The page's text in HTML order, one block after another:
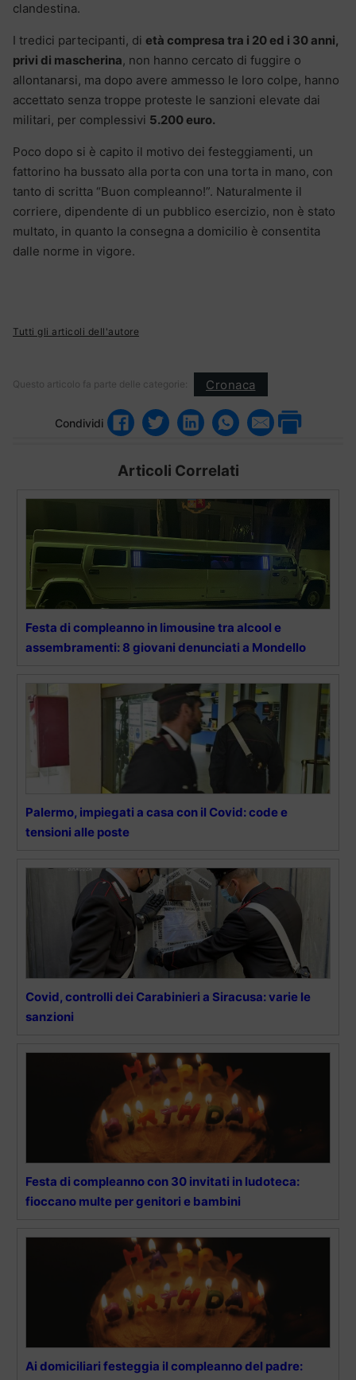
clandestina.
I tredici partecipanti, di età compresa tra i 20 ed i 30 anni,
privi di mascherina, non hanno cercato di fuggire o
allontanarsi, ma dopo avere ammesso le loro colpe, hanno
accettato senza troppe proteste le sanzioni elevate dai
militari, per complessivi 5.200 euro.
Poco dopo si è capito il motivo dei festeggiamenti, un
fattorino ha bussato alla porta con una torta in mano, con
tanto di scritta “Buon compleanno!”. Naturalmente il
corriere, dipendente di un pubblico esercizio, non è stato
multato, in quanto la consegna a domicilio è consentita
dalle norme in vigore.
Tutti gli articoli dell'autore
Questo articolo fa parte delle categorie: Cronaca
Condividi
Articoli Correlati
Festa di compleanno in limousine tra alcool e
assembramenti: 8 giovani denunciati a Mondello
Palermo, impiegati a casa con il Covid: code e
tensioni alle poste
Covid, controlli dei Carabinieri a Siracusa: varie le
sanzioni
Festa di compleanno con 30 invitati in ludoteca:
fioccano multe per genitori e bambini
Ai domiciliari festeggia il compleanno del padre: